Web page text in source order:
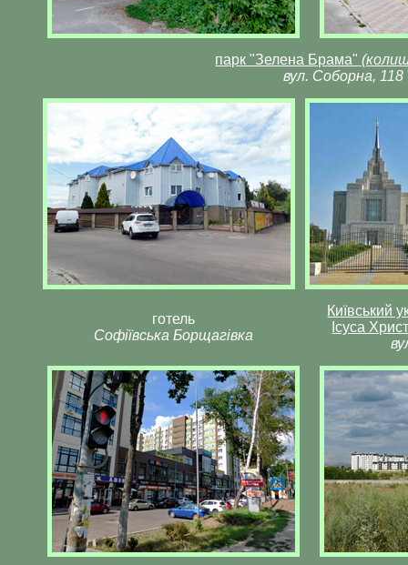
парк "Зелена Брама"
вул. Соборна, 118
готель
Софіївська Борщагівка
Київський
Ісуса